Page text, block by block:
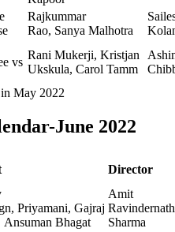
Rajkummar
Rao, Sanya Malhotra
vs
Rani Mukerji, Kristjan
Ukskula, Carol Tamm
May 2022
June 2022
Director
Priyamani, Gajraj
Ansuman Bhagat
Amit
Ravindernath
Sharma